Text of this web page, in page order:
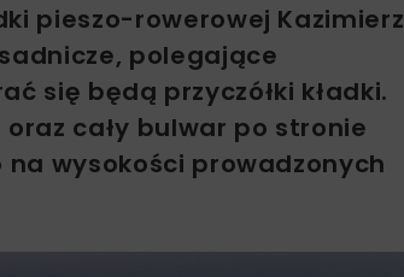
pieszo-rowerowej Kazimierz
polegające
się będą przyczółki kładki.
cały bulwar po stronie
wysokości prowadzonych